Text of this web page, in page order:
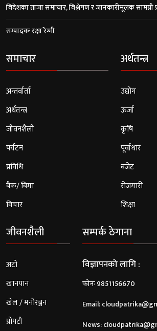
विदेशका ताजा समाचार, विश्लेषण र जानकारीमूलक सामग्री
सम्पादकः रक्षा रेग्मी
समाचार
अन्तर्वार्ता
अर्थतन्त्र
जीवनशैली
पर्यटन
प्रविधि
बैंक/ बिमा
विचार
अर्थतन्त्र
उद्योग
ऊर्जा
कृषि
पूर्वाधार
बजेट
रोजगारी
शिक्षा
जीवनशैली
अटो
खानपान
खेल / मनोरञ्जन
प्रोपटी
सम्पर्क ठेगाना
विज्ञापनको लागि :
फोनः 9851156670
Email:
News: